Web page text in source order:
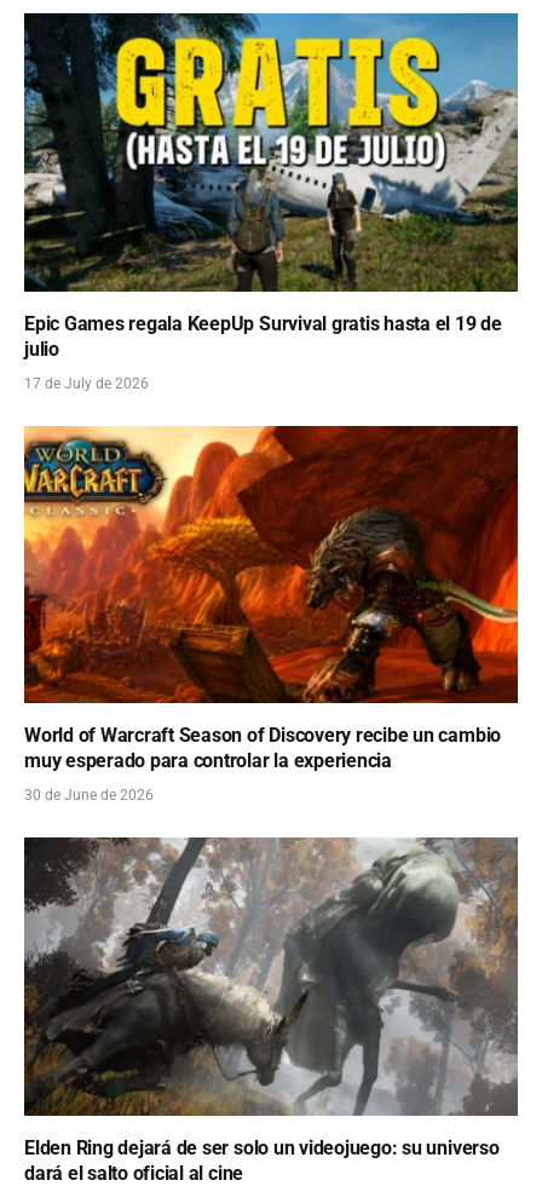
Epic Games regala KeepUp Survival gratis hasta el 19 de
julio
17 de July de 2026
World of Warcraft Season of Discovery recibe un cambio
muy esperado para controlar la experiencia
30 de June de 2026
Elden Ring dejará de ser solo un videojuego: su universo
dará el salto oficial al cine